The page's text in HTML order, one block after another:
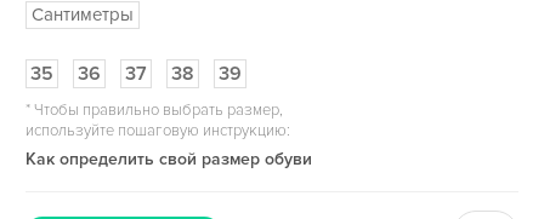
Сантиметры
35 36 37 38 39
*Чтобы правильно выбрать размер,
используйте пошаговую инструкцию:
Как определить свой размер обуви